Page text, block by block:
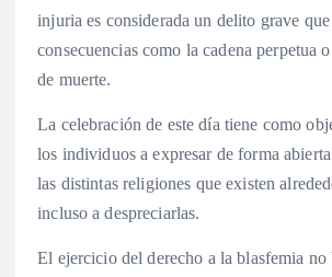
injuria es considerada un delito grave
consecuencias como la cadena perpetua
de muerte.
La celebración de este día tiene como
los individuos a expresar de forma
las distintas religiones que existen
incluso a despreciarlas.
El ejercicio del derecho a la blasfemia no